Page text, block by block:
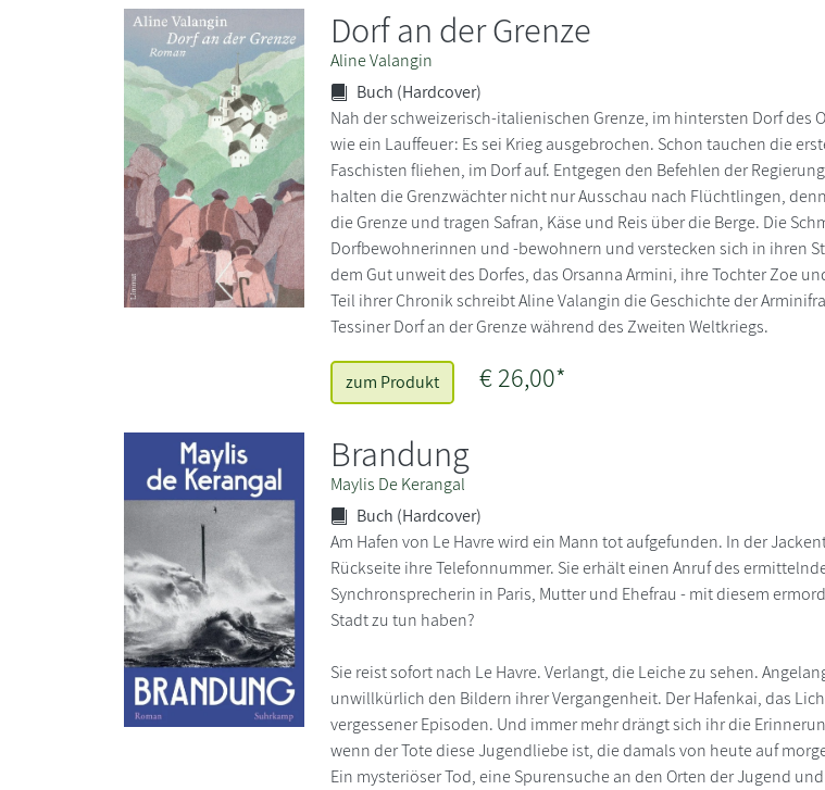
Dorf an der Grenze
Aline Valangin
Buch (Hardcover)
Nah der schweizerisch-italienischen Grenze, im hintersten Dorf des
wie ein Lauffeuer: Es sei Krieg ausgebrochen. Schon tauchen die
Faschisten fliehen, im Dorf auf. Entgegen den Befehlen der
halten die Grenzwächter nicht nur Ausschau nach Flüchtlingen,
die Grenze und tragen Safran, Käse und Reis über die Berge. Die
Dorfbewohnerinnen und -bewohnern und verstecken sich in ihren
dem Gut unweit des Dorfes, das Orsanna Armini, ihre Tochter Zoe
Teil ihrer Chronik schreibt Aline Valangin die Geschichte der
Tessiner Dorf an der Grenze während des Zweiten Weltkriegs.
zum Produkt € 26,00*
Brandung
Maylis De Kerangal
Buch (Hardcover)
Am Hafen von Le Havre wird ein Mann tot aufgefunden. In der
Rückseite ihre Telefonnummer. Sie erhält einen Anruf des
Synchronsprecherin in Paris, Mutter und Ehefrau - mit diesem
Stadt zu tun haben?
Sie reist sofort nach Le Havre. Verlangt, die Leiche zu sehen.
unwillkürlich den Bildern ihrer Vergangenheit. Der Hafenkai, das
vergessener Episoden. Und immer mehr drängt sich ihr die
wenn der Tote diese Jugendliebe ist, die damals von heute auf
Ein mysteriöser Tod, eine Spurensuche an den Orten der Jugend